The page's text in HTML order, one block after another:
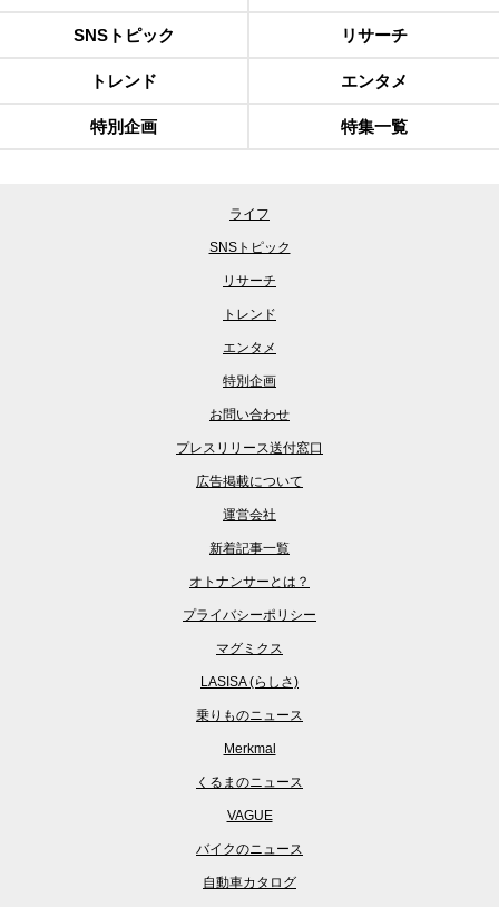
SNSトピック リサーチ
トレンド エンタメ
特別企画 特集一覧
ライフ
SNSトピック
リサーチ
トレンド
エンタメ
特別企画
お問い合わせ
プレスリリース送付窓口
広告掲載について
運営会社
新着記事一覧
オトナンサーとは？
プライバシーポリシー
マグミクス
LASISA (らしさ)
乗りものニュース
Merkmal
くるまのニュース
VAGUE
バイクのニュース
自動車カタログ